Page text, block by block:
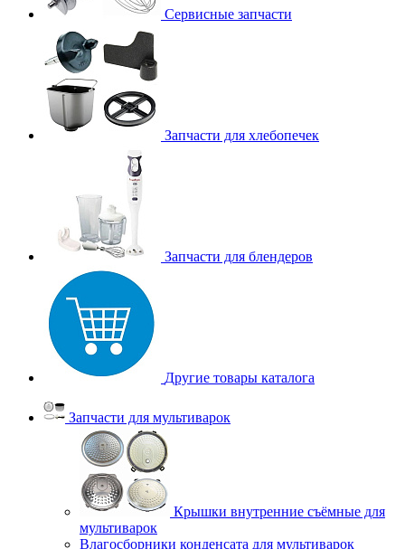
Сервисные запчасти
Запчасти для хлебопечек
Запчасти для блендеров
Другие товары каталога
Запчасти для мультиварок
Крышки внутренние съёмные для
мультиварок
Влагосборники конденсата для мультиварок